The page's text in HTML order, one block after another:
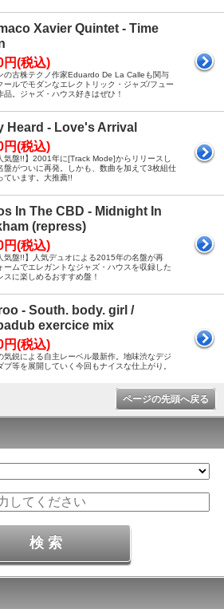
Xavier Quintet - Time
円(税込)
の古株テクノ作家Eduardo De La Calleも関与
ールでモダンなエレクトリック・ジャズ/フュー
品。ジャズ・ハウス好きはぜひ！
Heard - Love's Arrival
円(税込)
気盤!!】2001年に[Track Mode]からリリースし
盤がついに再発。しかも、数曲を加えて3枚組仕
ています。大推薦!!
In The CBD - Midnight In
(repress)
円(税込)
気盤!!】人気デュオによる2015年の名盤が再
ームでエレガントなジャズ・ハウスを収録した
スに楽しめるおすすめ盤！
- South. body. girl /
exercice mix
円(税込)
気鋭による自主レーベル最新作。地味渋なデジ
ブ等を展開していく今回もナイスな仕上がり。
ページの先頭へ戻る